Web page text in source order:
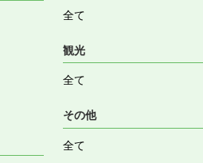
全て
観光
全て
その他
全て